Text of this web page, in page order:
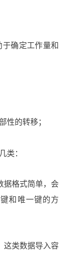
确定工作量和
的转移；
类：
格式简单，会
和唯一键的方
类数据导入容